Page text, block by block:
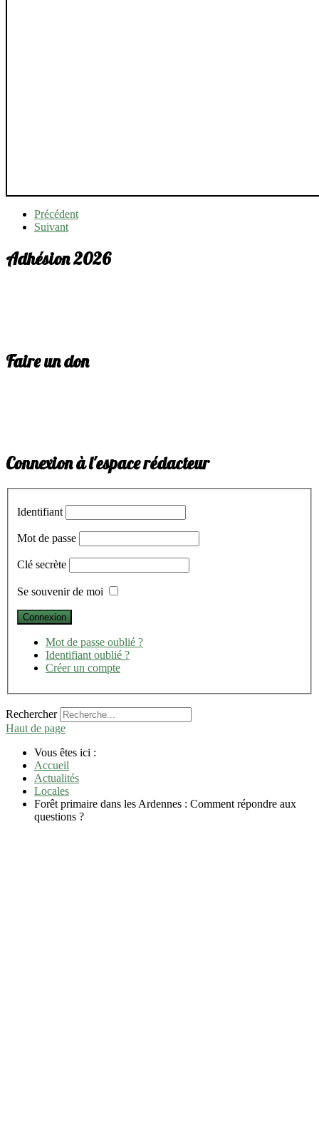
Précédent
Suivant
Adhésion 2026
Faire un don
Connexion à l'espace rédacteur
Identifiant
Mot de passe
Clé secrète
Se souvenir de moi
Mot de passe oublié ?
Identifiant oublié ?
Créer un compte
Rechercher
Haut de page
Vous êtes ici :
Accueil
Actualités
Locales
Forêt primaire dans les Ardennes : Comment répondre aux
questions ?